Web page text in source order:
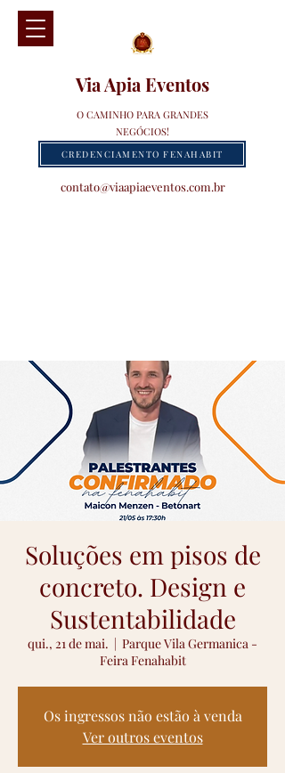
Via Apia Eventos
O CAMINHO PARA GRANDES
NEGÓCIOS!
contato@viaapiaeventos.com.br
CREDENCIAMENTO FENAHABIT
Soluções em pisos de
concreto. Design e
Sustentabilidade
qui., 21 de mai.
  |
Parque Vila Germanica -
Feira Fenahabit
Os ingressos não estão à venda
Ver outros eventos